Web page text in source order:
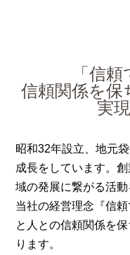
「信
信頼関係を保
実
昭和32年設立、地元
成長をしています。
域の発展に繋がる活動
当社の経営理念『信
と人との信頼関係を
ります。